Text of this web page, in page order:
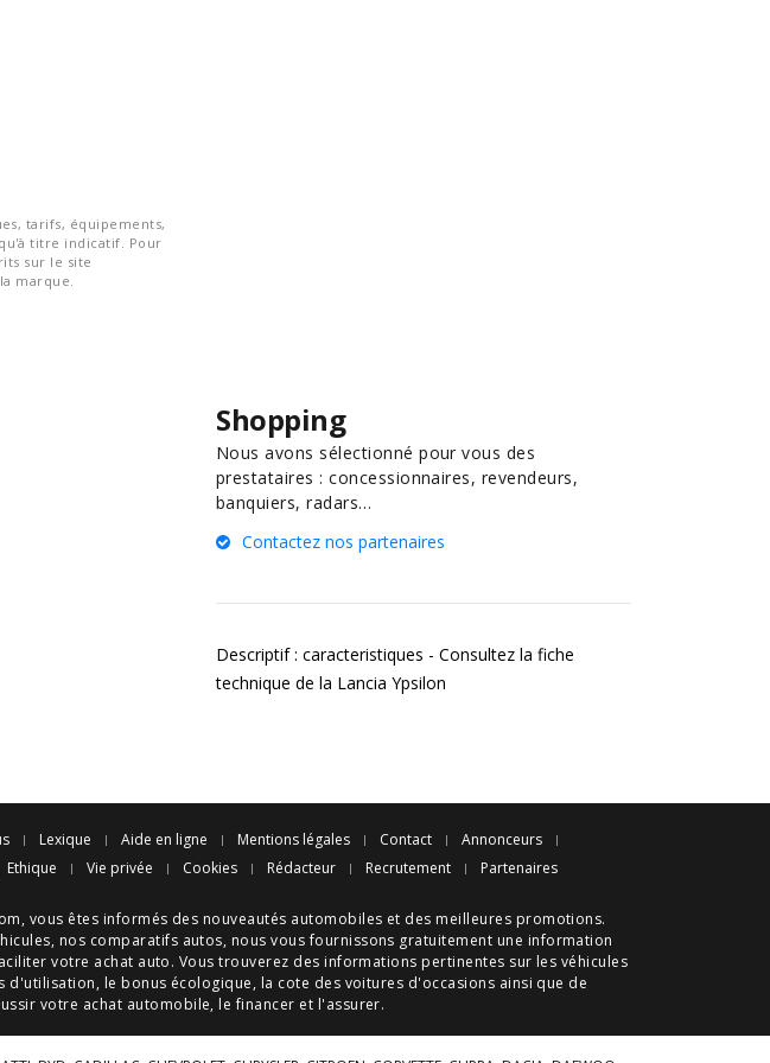
tarifs, équipements,
titre indicatif. Pour
sur le site
marque.
Shopping
Nous avons sélectionné pour vous des
prestataires : concessionnaires, revendeurs,
banquiers, radars…
Contactez nos partenaires
Descriptif : caracteristiques - Consultez la fiche
technique de la Lancia Ypsilon
Lexique Aide en ligne Mentions légales Contact
Annonceurs
Ethique Vie privée Cookies Rédacteur Recrutement Partenaires
vous êtes informés des nouveautés automobiles et des meilleures promotions.
, nos comparatifs autos, nous vous fournissons gratuitement une information
votre achat auto. Vous trouverez des informations pertinentes sur les véhicules
d'utilisation, le bonus écologique, la cote des voitures d'occasions ainsi que de
votre achat automobile, le financer et l'assurer.